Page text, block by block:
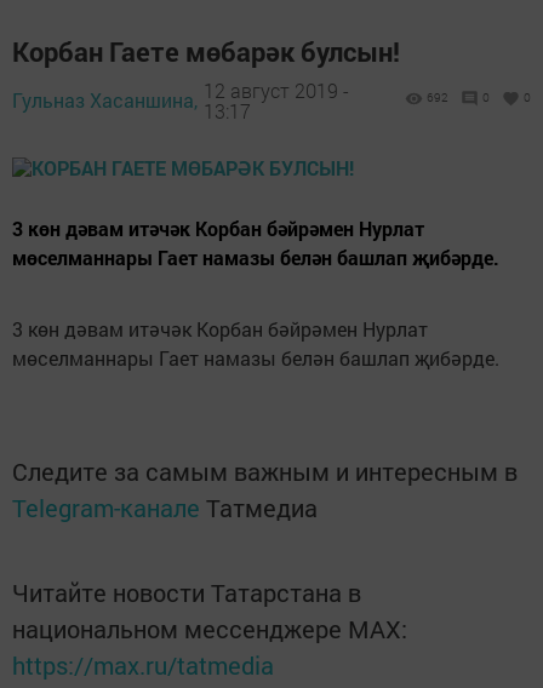
Корбан Гаете мөбарәк булсын!
Гульназ Хасаншина, 12 август 2019 -
13:17
692 0 0
3 көн дәвам итәчәк Корбан бәйрәмен Нурлат
мөселманнары Гает намазы белән башлап җибәрде.
3 көн дәвам итәчәк Корбан бәйрәмен Нурлат
мөселманнары Гает намазы белән башлап җибәрде.
Следите за самым важным и интересным в
Telegram-канале Татмедиа
Читайте новости Татарстана в
национальном мессенджере MАХ:
https://max.ru/tatmedia